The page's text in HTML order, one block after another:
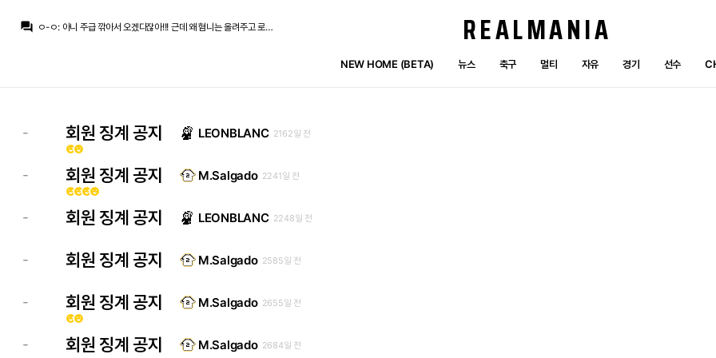
question_answer ㅇ-ㅇ: 아니 주급 깎아서 오겠다잖아!!! 근데 왜 혐니는 올려주고 로드리 안사주는거야!
바르샤 링크 처음 떳을때 다들 헛소리라 한 이유도 그런부분이라
마드리드스타여서
로드리 레알팬 맞아요 모하니님…
REALMANIA
NEW HOME (BETA) 뉴스 축구 멀티 자유 경기 선수
-
emoji_emotionsemoji_emotions
회원 징계 공지 LEONBLANC 2162일 전
-
emoji_emotionsemoji_emotionsemoji_emotionsemoji_emotions
회원 징계 공지 M.Salgado 2241일 전
- 회원 징계 공지 LEONBLANC 2248일 전
- 회원 징계 공지 M.Salgado 2585일 전
-
emoji_emotionsemoji_emotions
회원 징계 공지 M.Salgado 2655일 전
- 회원 징계 공지 M.Salgado 2684일 전